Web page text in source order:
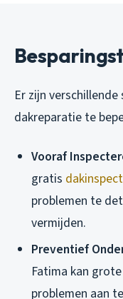
Er zijn
dakreparatie te
Vooraf
gratis
problemen te
vermijden.
Preventief
Fatima kan
problemen aan